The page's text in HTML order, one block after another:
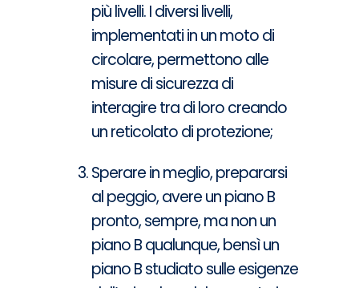
più livelli. I diversi livelli,
implementati in un moto di
circolare, permettono alle
misure di sicurezza di
interagire tra di loro creando
un reticolato di protezione;
Sperare in meglio, prepararsi
al peggio, avere un piano B
pronto, sempre, ma non un
piano B qualunque, bensì un
piano B studiato sulle esigenze